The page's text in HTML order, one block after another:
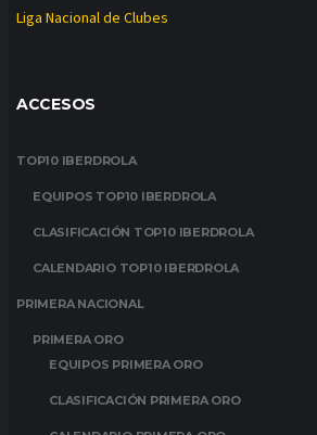
Liga Nacional de Clubes
ACCESOS
TOP10 IBERDROLA
EQUIPOS TOP10 IBERDROLA
CLASIFICACIÓN TOP10 IBERDROLA
CALENDARIO TOP10 IBERDROLA
PRIMERA NACIONAL
PRIMERA ORO
EQUIPOS PRIMERA ORO
CLASIFICACIÓN PRIMERA ORO